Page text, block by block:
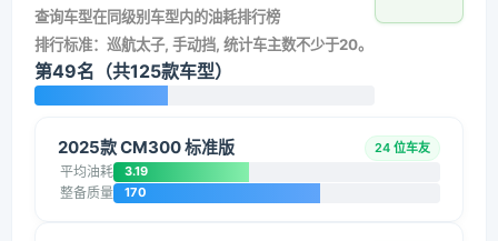
查询车型在同级别车型内的油耗排行榜
排行标准：巡航太子, 手动挡, 统计车主数不少于20。
第49名（共125款车型）
2025款 CM300 标准版 24 位车友
平均油耗 3.19
整备质量 170